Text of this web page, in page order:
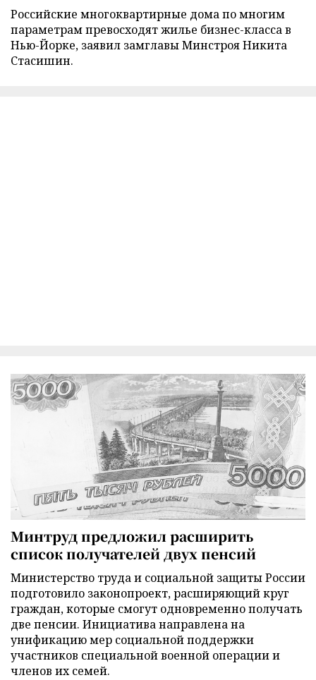
Российские многоквартирные дома по многим
параметрам превосходят жилье бизнес-класса в
Нью-Йорке, заявил замглавы Минстроя Никита
Стасишин.
Минтруд предложил расширить
список получателей двух пенсий
Министерство труда и социальной защиты России
подготовило законопроект, расширяющий круг
граждан, которые смогут одновременно получать
две пенсии. Инициатива направлена на
унификацию мер социальной поддержки
участников специальной военной операции и
членов их семей.